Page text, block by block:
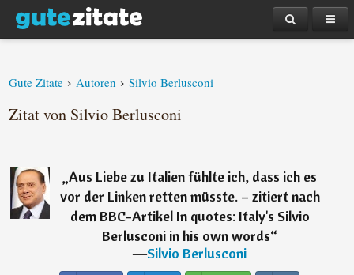
Gute Zitate › Autoren › Silvio Berlusconi
Zitat von Silvio Berlusconi
„Aus Liebe zu Italien fühlte ich, dass ich es
vor der Linken retten müsste. – zitiert nach
dem BBC-Artikel In quotes: Italy's Silvio
Berlusconi in his own words“
―Silvio Berlusconi